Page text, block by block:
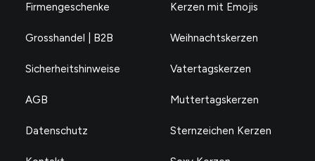
Firmengeschenke
Grosshandel | B2B
Sicherheitshinweise
AGB
Datenschutz
Kerzen mit Emojis
Weihnachtskerzen
Vatertagskerzen
Muttertagskerzen
Sternzeichen Kerzen